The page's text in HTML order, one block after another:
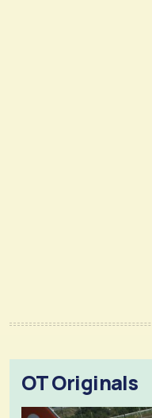
OT Originals